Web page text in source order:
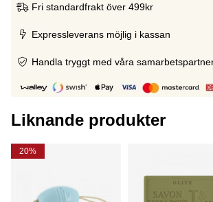
Fri standardfrakt över 499kr
Expressleverans möjlig i kassan
Handla tryggt med våra
Liknande produkter
20%